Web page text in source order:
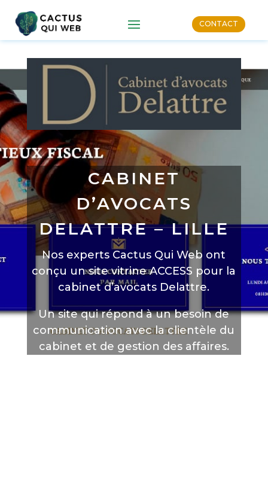
CONTACT
CABINET
D’AVOCATS
DELATTRE – LILLE
Nos experts Cactus Qui Web ont
conçu un site vitrine ACCESS pour la
cabinet d’avocats Delattre.
Un site qui répond à un besoin de
communication avec la clientèle du
cabinet et de gestion des affaires.